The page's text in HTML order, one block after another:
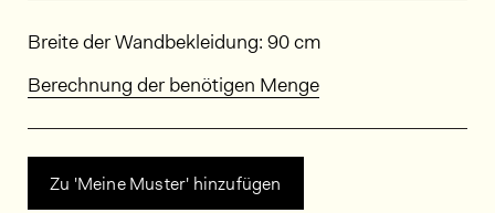
Abmessungen
Breite der Wandbekleidung: 90 cm
Berechnung der benötigen Menge
Zu 'Meine Muster' hinzufügen